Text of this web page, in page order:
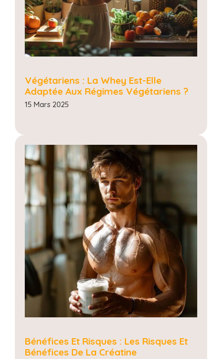
Végétariens : La Whey Est-Elle
Adaptée Aux Régimes Végétariens ?
15 Mars 2025
Bénéfices Et Risques : Les Risques Et
Bénéfices De La Créatine